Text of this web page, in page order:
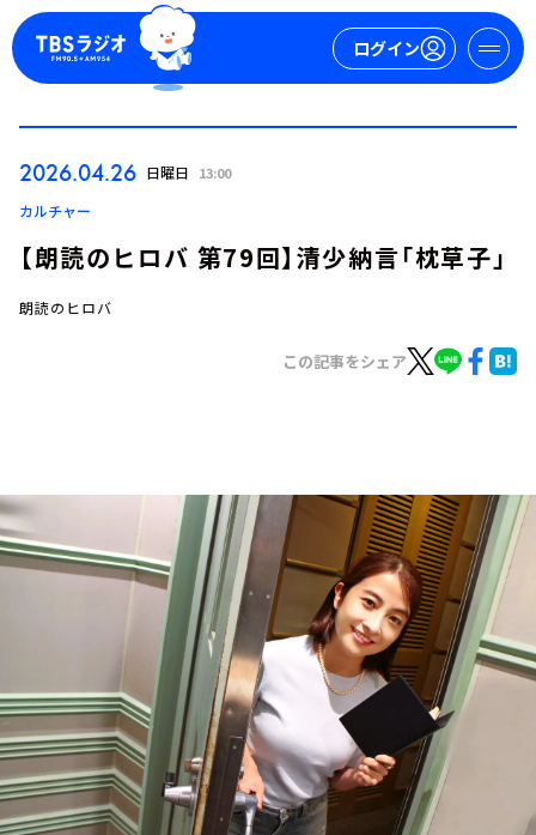
ログイン
トピックス
TBS Podcast
お知らせ
イベント・グッズ
会社情報
2026.04.26 日曜日 13:00
カルチャー
【朗読のヒロバ 第79回】清少納言「枕草子」
朗読のヒロバ
この記事をシェア